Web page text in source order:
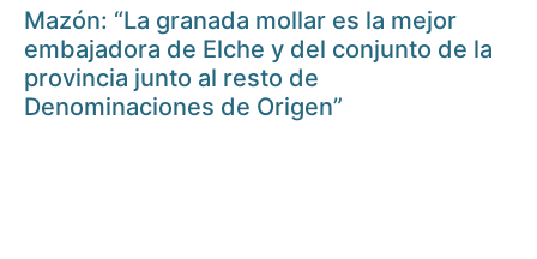
Mazón: “La granada mollar es la mejor
embajadora de Elche y del conjunto de la
provincia junto al resto de
Denominaciones de Origen”